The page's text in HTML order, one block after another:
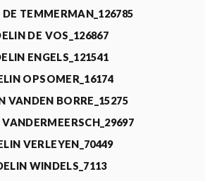
TEMMERMAN_126785
DE VOS_126867
ENGELS_121541
OPSOMER_16174
VANDEN BORRE_15275
VERLEYEN_70449
WINDELS_7113